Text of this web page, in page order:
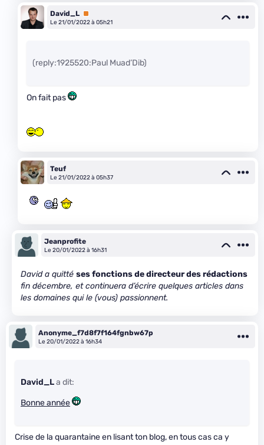
David_L Premium
Le 21/01/2022 à 05h21
(reply:1925520:Paul Muad’Dib)
On fait pas
Teuf
Le 21/01/2022 à 05h37
Jeanprofite
Le 20/01/2022 à 16h31
David a quitté ses fonctions de directeur des rédactions
fin décembre, et continuera d’écrire quelques articles dans
les domaines qui le (vous) passionnent.
Anonyme_f7d8f7f164fgnbw67p
Le 20/01/2022 à 16h34
David_La dit:
Bonne année
Crise de la quarantaine en lisant ton blog, en tous cas ca y